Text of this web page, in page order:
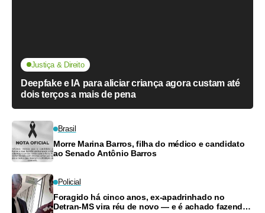
Justiça & Direito
Deepfake e IA para aliciar criança agora custam até
dois terços a mais de pena
Brasil
Morre Marina Barros, filha do médico e candidato
ao Senado Antônio Barros
Policial
Foragido há cinco anos, ex-apadrinhado no
Detran-MS vira réu de novo — e é achado fazendo